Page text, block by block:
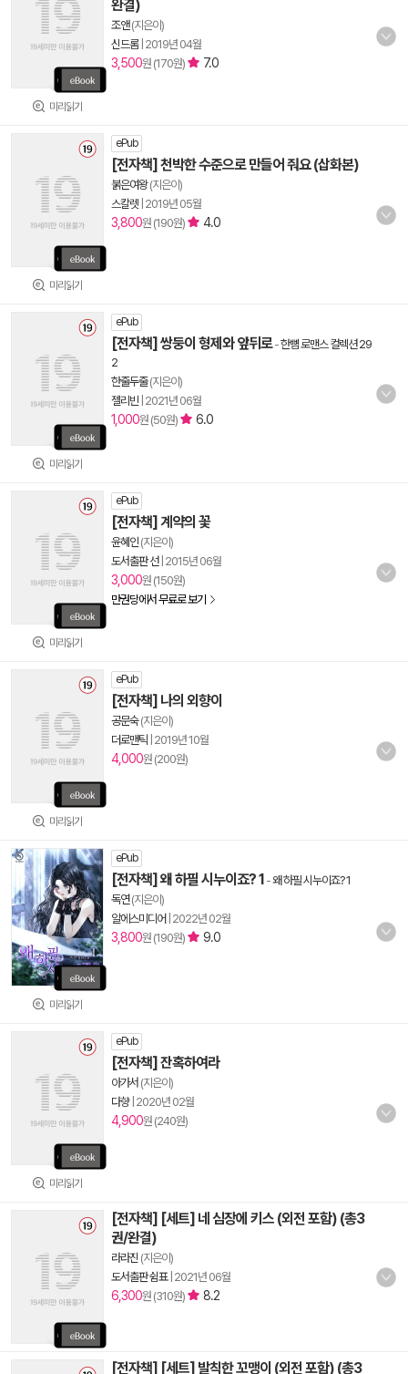
미리읽기
완결)
조앤(지은이)
신드롬| 2019년 04월
3,500원 (170원) 7.0
미리읽기
ePub
[전자책] 천박한 수준으로 만들어 줘요 (삽화본)
붉은여왕(지은이)
스칼렛 2019년 05월
3,800원 (190원) 4.0
미리읽기
ePub
[전자책] 쌍둥이 형제와 앞뒤로-한뼘 로맨스 컬렉션 29
2
한줄두줄(지은이)
젤리빈 2021년 06월
1,000원 (50원) 6.0
미리읽기
ePub
[전자책] 계약의 꽃
윤혜인 (지은이)
도서출판 선| 2015년 06월
3,000원 (150원)
만권당에서 무료로 보기
미리읽기
ePub
[전자책] 나의 외향이
공문숙(지은이)
더로맨틱 2019년 10월
4,000원 (200원)
미리읽기
ePub
[전자책] 왜 하필 시누이죠? 1 -왜 하필 시누이죠? 1
독연(지은이)
알에스미디어 2022년 02월
3,800원 (190원) 9.0
미리읽기
ePub
[전자책] 잔혹하여라
아가서 (지은이)
다향| 2020년 02월
4,900원 (240원)
[전자책] [세트] 네 심장에 키스 (외전 포함) (총3
권/완결)
라라진 (지은이)
도서출판 쉼표| 2021년 06월
6,300원 (310원) 8.2
[전자책] [세트] 발칙한 꼬맹이 (외전 포함) (총3